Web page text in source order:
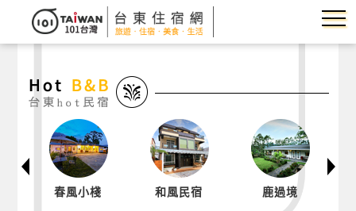
和風民宿 鹿過境
浪閣33.35
民宿